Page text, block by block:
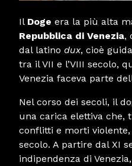
Il Doge era la più alta
Repubblica di Venezia,
dal latino dux, cioè
tra il VII e l’VIII secolo,
Venezia faceva parte
Nel corso dei secoli, il
una carica elettiva che,
conflitti e morti violente,
secolo. A partire dal XI
indipendenza di